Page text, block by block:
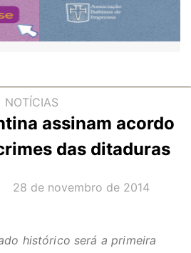
NOTÍCIAS
assinam acordo
das ditaduras
DATA:
28 de novembro de 2014
histórico será a primeira